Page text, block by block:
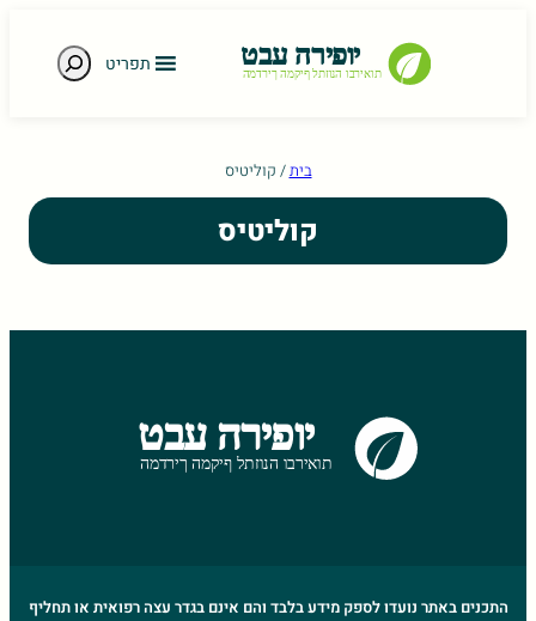
תפריט חיפוש
בית/ קוליטיס
קוליטיס
התכנים באתר נועדו לספק מידע בלבד והם אינם בגדר עצה רפואית או תחליף